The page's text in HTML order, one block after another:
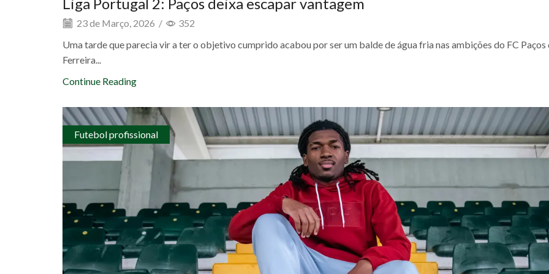
23 de Março, 2026 /
352
Uma tarde que parecia vir a ter o objetivo cumprido acabou por ser um balde de água fria nas ambições do FC Paços
Ferreira...
Continue Reading
Futebol profissional